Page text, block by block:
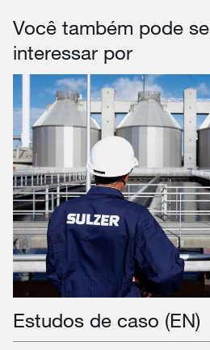
Você também pode se
interessar por
Estudos de caso (EN)